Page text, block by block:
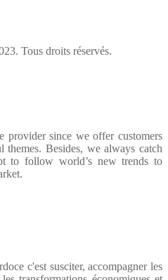
Tous droits réservés.
provider since we offer customers
Besides, we always catch
to follow world’s new trends to
c'est susciter, accompagner les